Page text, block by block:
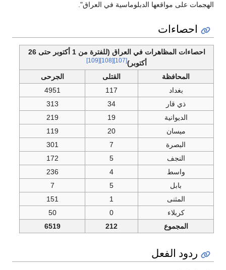
الهجمات على مواقعها الدبلوماسية في العراق".
احصاءات
احصاءات المظاهرات في العراق (للفترة من 1 أكتوبر حتى 26
أكتوبر)[107]
[108]
[109]
المحافظة القتلى
الجرحى
بغداد
117
4951
ذي قار
34
313
الديوانية
19
219
ميسان
20
119
البصرة
7
301
النجف
5
172
واسط
4
236
بابل
5
7
المثنى
1
151
كربلاء
0
50
المجموع
212
6519
ردود الفعل